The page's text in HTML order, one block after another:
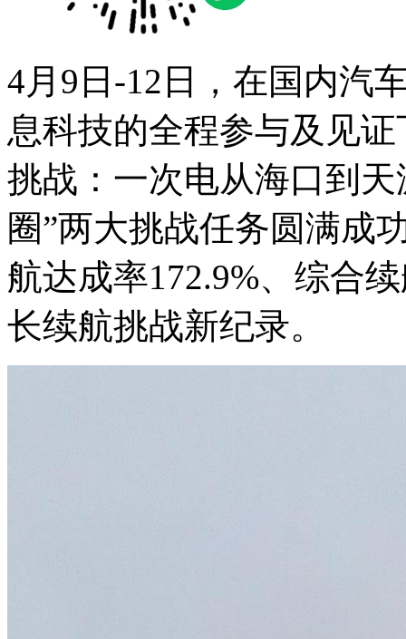
4月9日-12日，在国内
息科技的全程参与及见
挑战：一次电从海口到
圈”两大挑战任务圆满成
航达成率172.9%、综合
长续航挑战新纪录。